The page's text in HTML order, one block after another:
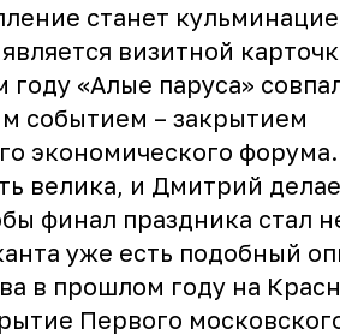
станет
визитной
году «Алые паруса»
событием – закрытием
экономического форума.
велика, и Дмитрий
финал праздника стал
уже есть подобный
в прошлом году на
Первого